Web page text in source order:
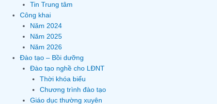
Tin Trung tâm
Công khai
Năm 2024
Năm 2025
Năm 2026
Đào tạo – Bồi dưỡng
Đào tạo nghề cho LĐNT
Thời khóa biểu
Chương trình đào tạo
Giáo dục thường xuyên